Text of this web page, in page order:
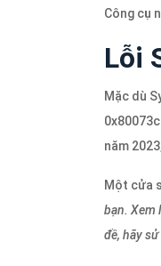
Công cụ
Lỗi
Mặc dù
năm
Một cửa
bạn. Xem
đề, hãy